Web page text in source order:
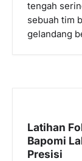
tengah
sebuah tim
gelandang
Latihan
Bapomi
Presisi